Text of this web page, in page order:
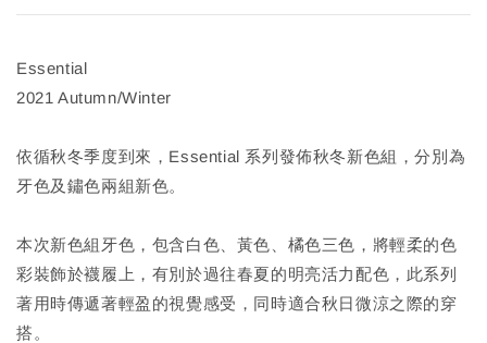
Essential
2021 Autumn/Winter
依循秋冬季度到來，Essential 系列發佈秋冬新色組，分別為
牙色及鏽色兩組新色。
本次新色組牙色，包含白色、黃色、橘色三色，將輕柔的色
彩裝飾於襪履上，有別於過往春夏的明亮活力配色，此系列
著用時傳遞著輕盈的視覺感受，同時適合秋日微涼之際的穿
搭。